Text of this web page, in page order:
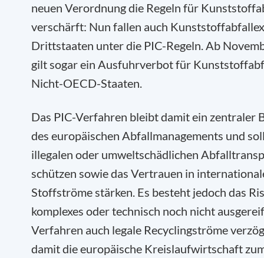
neuen Verordnung die Regeln für
verschärft: Nun fallen auch
Drittstaaten unter die PIC-Regeln. Ab
gilt sogar ein Ausfuhrverbot für
Nicht-OECD-Staaten.
Das PIC-Verfahren bleibt damit ein zentraler
des europäischen Abfallmanagements und
illegalen oder umweltschädlichen
schützen sowie das Vertrauen in
Stoffströme stärken. Es besteht jedoch das
komplexes oder technisch noch nicht
Verfahren auch legale Recyclingströme
damit die europäische Kreislaufwirtschaft